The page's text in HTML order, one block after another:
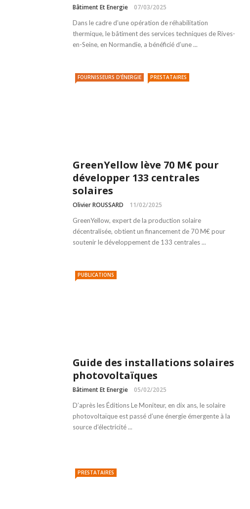
Bâtiment Et Energie 07/03/2025
Dans le cadre d’une opération de réhabilitation
thermique, le bâtiment des services techniques de Rives-
en-Seine, en Normandie, a bénéficié d’une ...
FOURNISSEURS D'ÉNERGIE PRESTATAIRES
GreenYellow lève 70 M€ pour
développer 133 centrales
solaires
Olivier ROUSSARD 11/02/2025
GreenYellow, expert de la production solaire
décentralisée, obtient un financement de 70 M€ pour
soutenir le développement de 133 centrales ...
PUBLICATIONS
Guide des installations solaires
photovoltaïques
Bâtiment Et Energie 05/02/2025
D’après les Éditions Le Moniteur, en dix ans, le solaire
photovoltaïque est passé d’une énergie émergente à la
source d’électricité ...
PRESTATAIRES